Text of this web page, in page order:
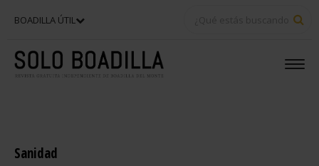
BOADILLA ÚTIL
Sanidad